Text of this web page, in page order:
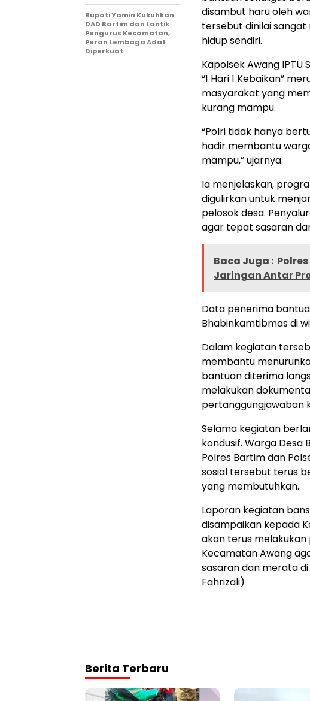
disambut haru oleh
tersebut dinilai
hidup sendiri.
Kapolsek Awang
“1 Hari 1 Kebaikan”
masyarakat yang
kurang mampu.
“Polri tidak hanya
hadir membantu
mampu,” ujarnya.
Ia menjelaskan,
digulirkan untuk
pelosok desa.
agar tepat sasaran
Baca Juga :
Jaringan Antar
Data penerima
Bhabinkamtibmas di
Dalam kegiatan
membantu
bantuan diterima
melakukan
pertanggungjawaban
Selama kegiatan
kondusif. Warga
Polres Bartim dan
sosial tersebut terus
yang membutuhkan.
Laporan kegiatan
disampaikan kepada
akan terus
Kecamatan Awang
sasaran dan merata
Fahrizali)
Bupati Yamin Kukuhkan
DAD Bartim dan Lantik
Pengurus Kecamatan,
Peran Lembaga Adat
Diperkuat
Berita Terbaru